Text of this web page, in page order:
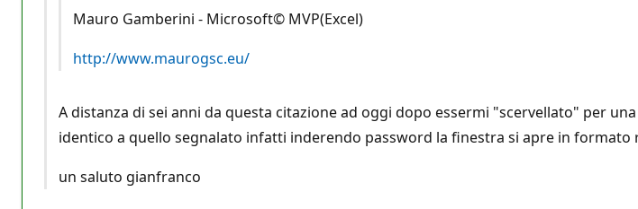
Mauro Gamberini - Microsoft© MVP(Excel)
http://www.maurogsc.eu/
A distanza di sei anni da questa citazione ad oggi dopo essermi "scervellato" per
identico a quello segnalato infatti inderendo password la finestra si apre in formato
un saluto gianfranco